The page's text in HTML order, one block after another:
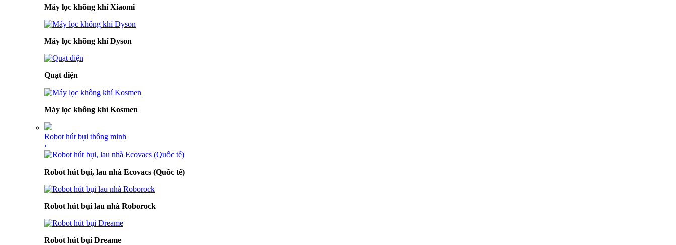
Máy lọc không khí Xiaomi
Máy lọc không khí Dyson
Quạt điện
Máy lọc không khí Kosmen
Robot hút bụi thông minh
›
Robot hút bụi, lau nhà Ecovacs (Quốc tế)
Robot hút bụi lau nhà Roborock
Robot hút bụi Dreame